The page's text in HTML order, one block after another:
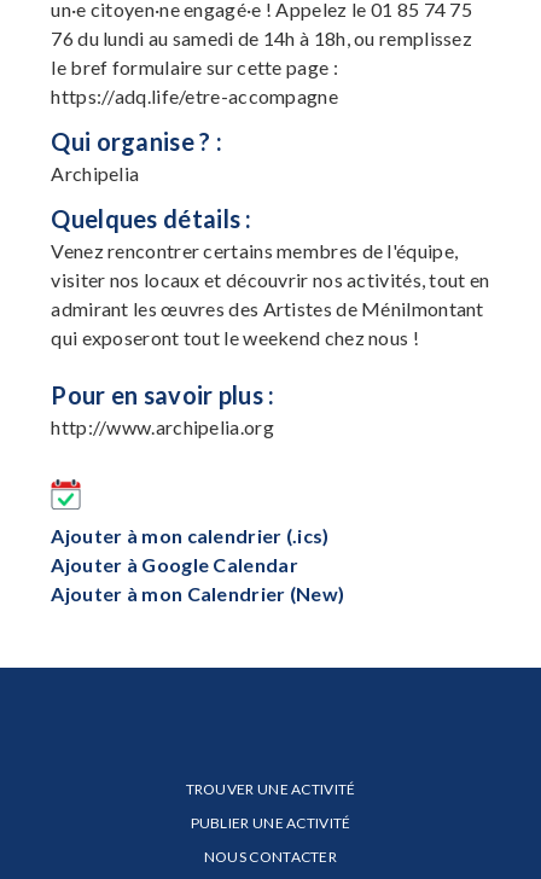
un·e citoyen·ne engagé·e ! Appelez le 01 85 74 75
76 du lundi au samedi de 14h à 18h, ou remplissez
le bref formulaire sur cette page :
https://adq.life/etre-accompagne
Qui organise ? :
Archipelia
Quelques détails :
Venez rencontrer certains membres de l'équipe,
visiter nos locaux et découvrir nos activités, tout en
admirant les œuvres des Artistes de Ménilmontant
qui exposeront tout le weekend chez nous !
Pour en savoir plus :
http://www.archipelia.org
Ajouter à mon calendrier (.ics)
Ajouter à Google Calendar
Ajouter à mon Calendrier (New)
TROUVER UNE ACTIVITÉ
PUBLIER UNE ACTIVITÉ
NOUS CONTACTER